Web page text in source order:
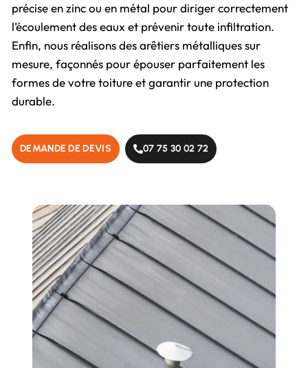
précise en zinc ou en métal pour diriger correctement
l’écoulement des eaux et prévenir toute infiltration.
Enfin, nous réalisons des arêtiers métalliques sur
mesure, façonnés pour épouser parfaitement les
formes de votre toiture et garantir une protection
durable.
DEMANDE DE DEVIS 07 75 30 02 72